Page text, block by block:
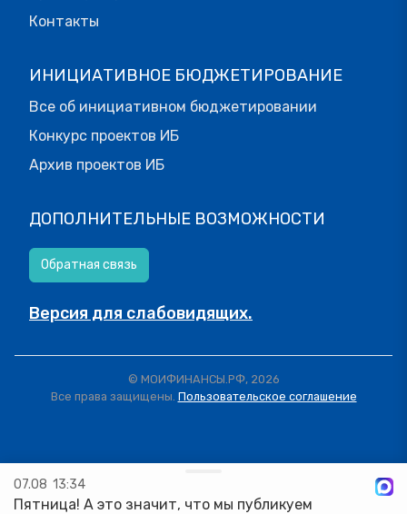
Контакты
ИНИЦИАТИВНОЕ БЮДЖЕТИРОВАНИЕ
Все об инициативном бюджетировании
Конкурс проектов ИБ
Архив проектов ИБ
ДОПОЛНИТЕЛЬНЫЕ ВОЗМОЖНОСТИ
Обратная связь
Версия для слабовидящих.
© МОИФИНАНСЫ.РФ, 2026
Все права защищены. Пользовательское соглашение
07.08 13:34
Пятница! А это значит, что мы публикуем